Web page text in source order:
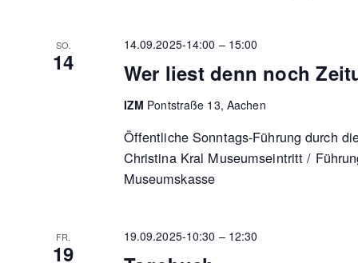
SO.
14 Wer liest denn noch
14.09.2025-14:00 – 15:00
IZM Pontstraße 13, Aachen
Öffentliche Sonntags-Führung durch
Christina Kral Museumseintritt /
Museumskasse
FR.
19
19.09.2025-10:30 – 12:30